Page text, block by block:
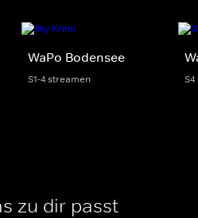
WaPo Bodensee
S1-4 streamen
zu dir passt